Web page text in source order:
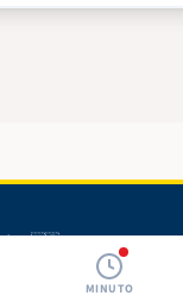
MINUTO
🇳🇮